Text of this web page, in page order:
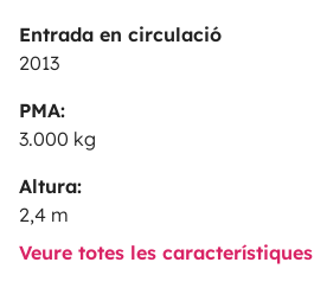
Entrada en circulació
2013
PMA:
3.000 kg
Altura:
2,4 m
Veure totes les característiques